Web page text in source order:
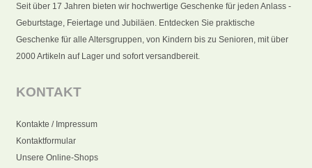
Seit über 17 Jahren bieten wir hochwertige Geschenke für jeden Anlass -
Geburtstage, Feiertage und Jubiläen. Entdecken Sie praktische
Geschenke für alle Altersgruppen, von Kindern bis zu Senioren, mit über
2000 Artikeln auf Lager und sofort versandbereit.
KONTAKT
Kontakte / Impressum
Kontaktformular
Unsere Online-Shops